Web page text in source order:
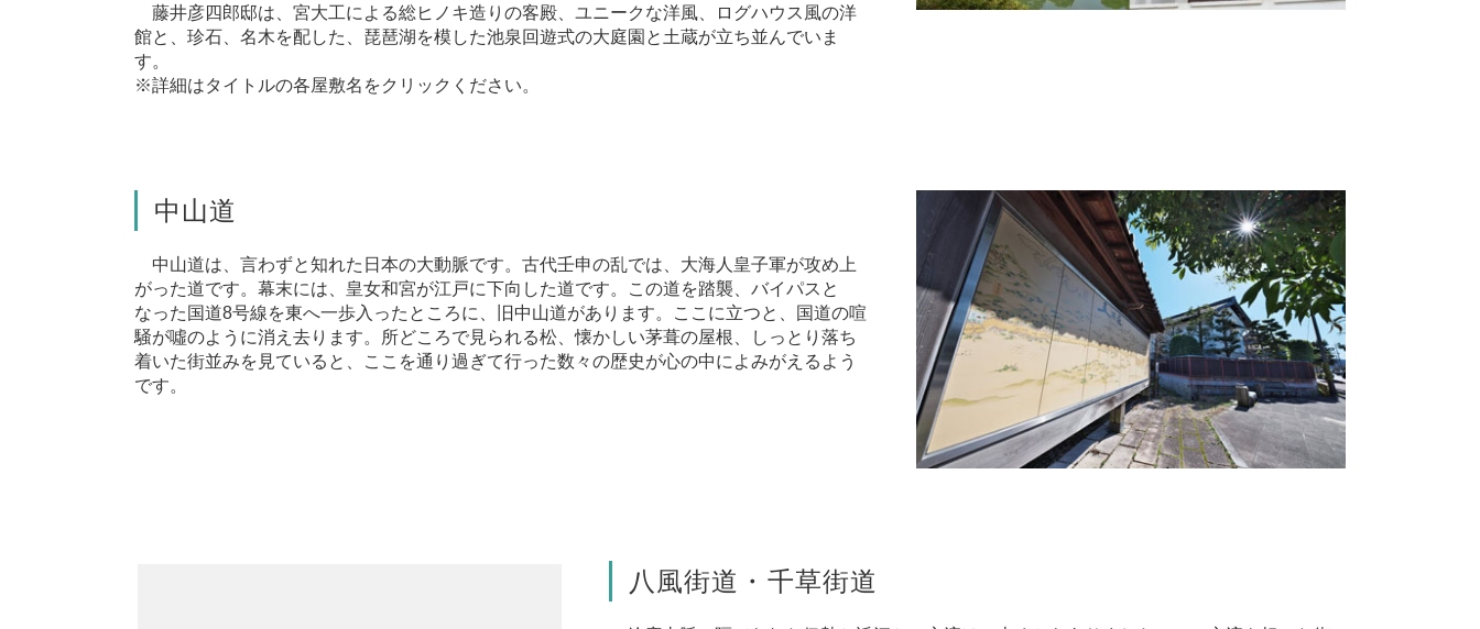
藤井彦四郎邸は、宮大工による総ヒノキ造りの客殿、ユニークな洋風、ログハウス風の洋
館と、珍石、名木を配した、琵琶湖を模した池泉回遊式の大庭園と土蔵が立ち並んでいま
す。
※詳細はタイトルの各屋敷名をクリックください。
中山道
中山道は、言わずと知れた日本の大動脈です。古代壬申の乱では、大海人皇子軍が攻め上
がった道です。幕末には、皇女和宮が江戸に下向した道です。この道を踏襲、バイパスと
なった国道8号線を東へ一歩入ったところに、旧中山道があります。ここに立つと、国道の喧
騒が噓のように消え去ります。所どころで見られる松、懐かしい茅葺の屋根、しっとり落ち
着いた街並みを見ていると、ここを通り過ぎて行った数々の歴史が心の中によみがえるよう
です。
八風街道・千草街道